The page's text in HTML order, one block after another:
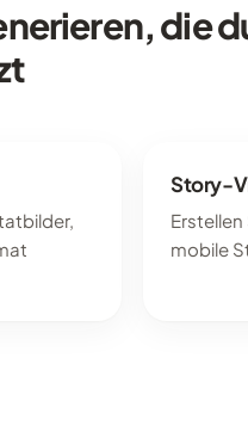
die
Story-
mobile